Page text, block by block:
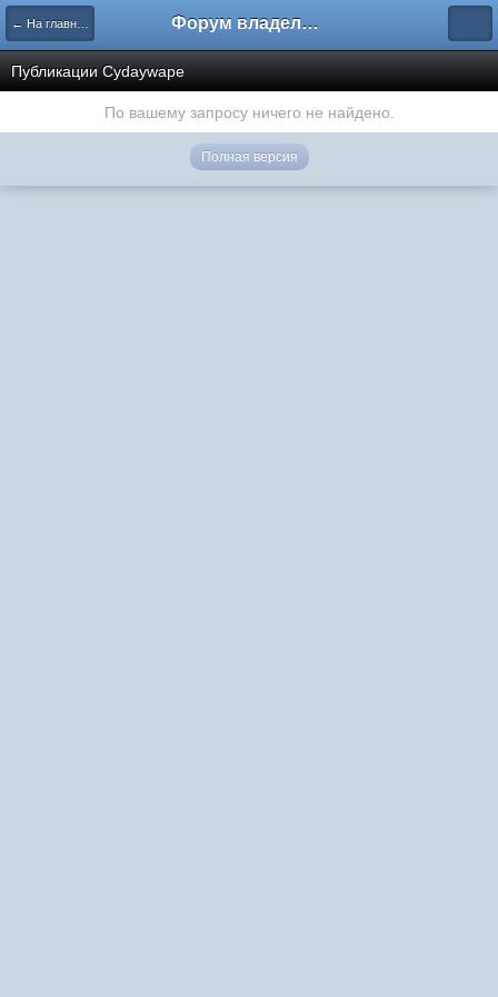
← На главную Форум владельцев интернет-магазинов
Публикации Cydaywape
По вашему запросу ничего не найдено.
Полная версия